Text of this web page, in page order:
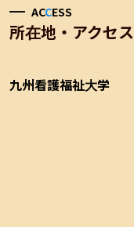
ACCESS
所在地・アクセス
九州看護福祉大学